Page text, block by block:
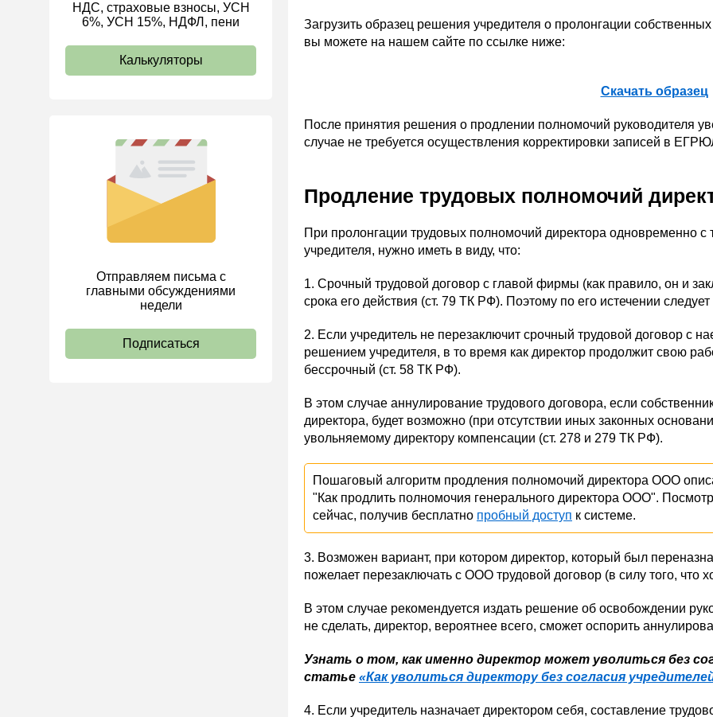
ИП
НДС, страховые взносы, УСН
6%, УСН 15%, НДФЛ, пени
Калькуляторы
Отправляем письма с
главными обсуждениями
недели
Подписаться
Загрузить образец решения учредителя о пролонгации
вы можете на нашем сайте по ссылке ниже:
Скачать образец
После принятия решения о продлении полномочий руководителя
случае не требуется осуществления корректировки записей в
Продление трудовых полномочий
При пролонгации трудовых полномочий директора одновременно
учредителя, нужно иметь в виду, что:
1. Срочный трудовой договор с главой фирмы (как правило, он и
срока его действия (ст. 79 ТК РФ). Поэтому по его истечении
2. Если учредитель не перезаключит срочный трудовой договор с
решением учредителя, в то время как директор продолжит свою
бессрочный (ст. 58 ТК РФ).
В этом случае аннулирование трудового договора, если
директора, будет возможно (при отсутствии иных законных
увольняемому директору компенсации (ст. 278 и 279 ТК РФ).
Пошаговый алгоритм продления полномочий директора ООО
"Как продлить полномочия генерального директора ООО".
сейчас, получив бесплатно пробный доступ к системе.
3. Возможен вариант, при котором директор, который был
пожелает перезаключать с ООО трудовой договор (в силу того, что
В этом случае рекомендуется издать решение об освобождении
не сделать, директор, вероятнее всего, сможет оспорить
Узнать о том, как именно директор может уволиться без
статье «Как уволиться директору без согласия
4. Если учредитель назначает директором себя, составление